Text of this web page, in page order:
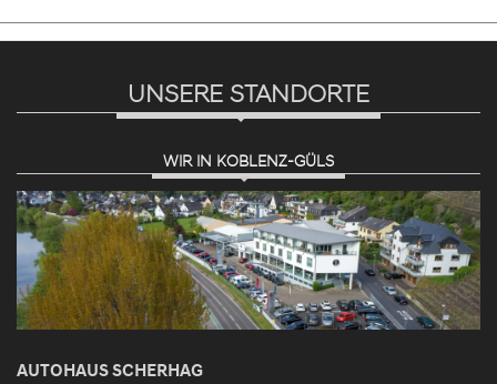
UNSERE STANDORTE
WIR IN KOBLENZ-GÜLS
AUTOHAUS SCHERHAG